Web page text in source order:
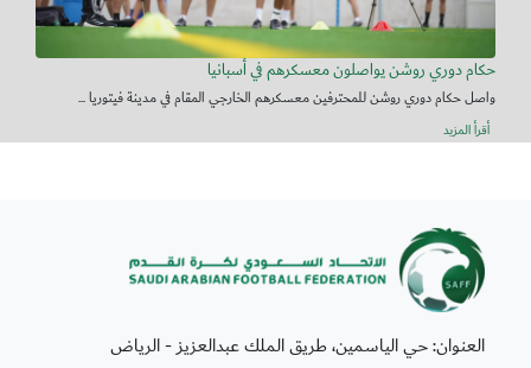
حكام دوري روشن يواصلون معسكرهم في أسبانيا
واصل حكام دوري روشن للمحترفين معسكرهم الخارجي المقام في مدينة فيتوريا ...
أقرأ المزيد
العنوان: حي الياسمين، طريق الملك عبدالعزيز - الرياض